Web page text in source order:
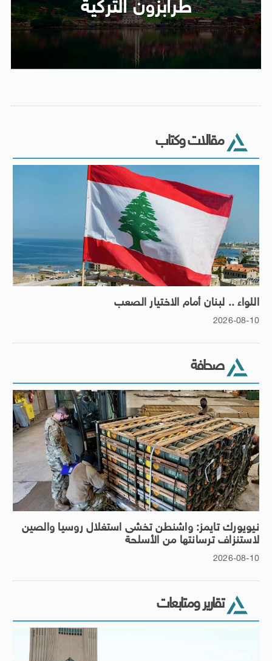
طرابزون التركية
مقالات وكتاب
اللواء .. لبنان أمام الاختيار الصعب
2026-08-10
صحافة
نيويورك تايمز: واشنطن تخشى استغلال روسيا والصين
لاستنزاف ترسانتها من الأسلحة
2026-08-10
تقارير ومتابعات